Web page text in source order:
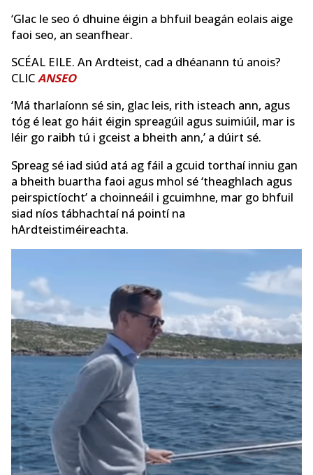
‘Glac le seo ó dhuine éigin a bhfuil beagán eolais aige
faoi seo, an seanfhear.
SCÉAL EILE. An Ardteist, cad a dhéanann tú anois?
CLICANSEO
‘Má tharlaíonn sé sin, glac leis, rith isteach ann, agus
tóg é leat go háit éigin spreagúil agus suimiúil, mar is
léir go raibh tú i gceist a bheith ann,’ a dúirt sé.
Spreag sé iad siúd atá ag fáil a gcuid torthaí inniu gan
a bheith buartha faoi agus mhol sé ‘theaghlach agus
peirspictíocht’ a choinneáil i gcuimhne, mar go bhfuil
siad níos tábhachtaí ná pointí na
hArdteistiméireachta.